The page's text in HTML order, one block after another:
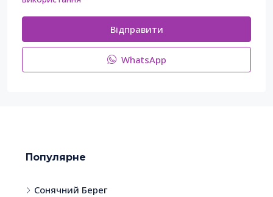
Відправити
WhatsApp
Популярне
Сонячний Берег